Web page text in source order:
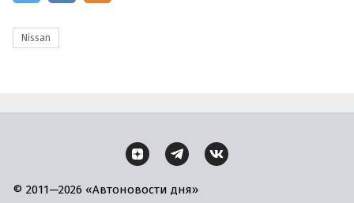
Nissan
© 2011—2026 «Автоновости дня»